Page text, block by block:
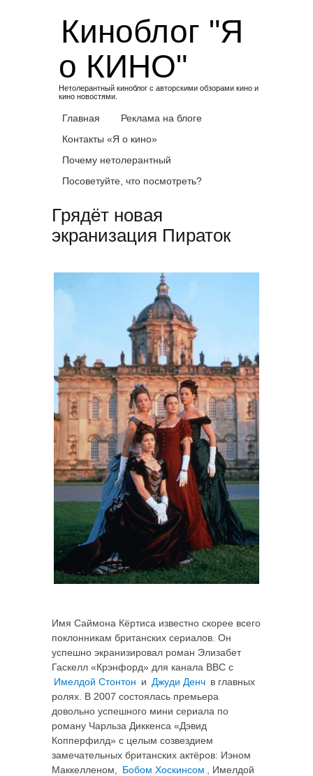
Киноблог "Я
о КИНО"
Нетолерантный киноблог с авторскими обзорами кино и
кино новостями.
Главная
Реклама на блоге
Контакты «Я о кино»
Почему нетолерантный
Посоветуйте, что посмотреть?
Грядёт новая
экранизация Пираток
Имя Саймона Кёртиса известно скорее всего
поклонникам британских сериалов. Он
успешно экранизировал роман Элизабет
Гаскелл «Крэнфорд» для канала ВВС с
Имелдой Стонтон и Джуди Денч в главных
ролях. В 2007 состоялась премьера
довольно успешного мини сериала по
роману Чарльза Диккенса «Дэвид
Копперфилд» с целым созвездием
замечательных британских актёров: Иэном
Маккелленом,
Бобом Хоскинсом
, Имелдой